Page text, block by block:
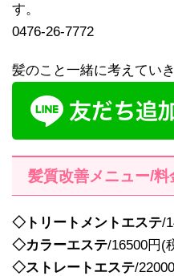
す。
0476-26-7772
髪のこと一緒に考えてい
髪質改善メニュー/料
◇トリートメントエステ/
◇カラーエステ/16500円(
◇ストレートエステ/